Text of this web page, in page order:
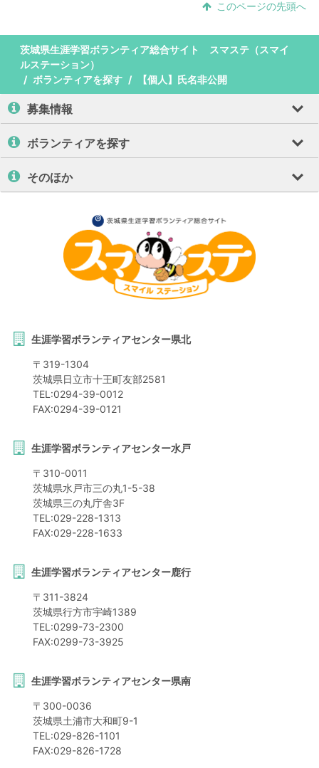
このページの先頭へ
茨城県生涯学習ボランティア総合サイト スマステ（スマイ
ルステーション）
ボランティアを探す
【個人】氏名非公開
募集情報
ボランティアを探す
そのほか
生涯学習ボランティアセンター県北
〒 319-1304
茨城県日立市十王町友部2581
TEL:0294-39-0012
FAX:0294-39-0121
生涯学習ボランティアセンター水戸
〒 310-0011
茨城県水戸市三の丸1-5-38
茨城県三の丸庁舎3F
TEL:029-228-1313
FAX:029-228-1633
生涯学習ボランティアセンター鹿行
〒 311-3824
茨城県行方市宇崎1389
TEL:0299-73-2300
FAX:0299-73-3925
生涯学習ボランティアセンター県南
〒 300-0036
茨城県土浦市大和町9-1
TEL:029-826-1101
FAX:029-826-1728